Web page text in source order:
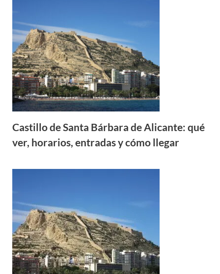
Castillo de Santa Bárbara de Alicante: qué
ver, horarios, entradas y cómo llegar